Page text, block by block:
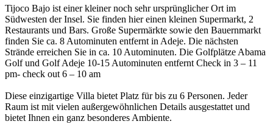
Tijoco Bajo ist einer kleiner noch sehr ursprünglicher Ort im
Südwesten der Insel. Sie finden hier einen kleinen Supermarkt, 2
Restaurants und Bars. Große Supermärkte sowie den Bauernmarkt
finden Sie ca. 8 Autominuten entfernt in Adeje. Die nächsten
Strände erreichen Sie in ca. 10 Autominuten. Die Golfplätze Abama
Golf und Golf Adeje 10-15 Autominuten entfernt Check in 3 – 11
pm- check out 6 – 10 am
Diese einzigartige Villa bietet Platz für bis zu 6 Personen. Jeder
Raum ist mit vielen außergewöhnlichen Details ausgestattet und
bietet Ihnen ein ganz besonderes Ambiente.